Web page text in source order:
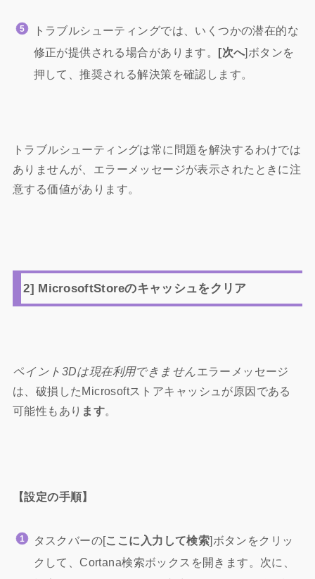
トラブルシューティングでは、いくつかの潜在的な
修正が提供される場合があります。 [次へ]ボタンを
押して、推奨される解決策を確認します。
トラブルシューティングは常に問題を解決するわけでは
ありませんが、エラーメッセージが表示されたときに注
意する価値があります。
2] MicrosoftStoreのキャッシュをクリア
ペイント3Dは現在利用できませんエラーメッセージ
は、破損したMicrosoftストアキャッシュが原因である
可能性もあり ます。
【設定の手順】
タスクバーの[ここに入力して検索]ボタンをクリッ
クして、Cortana検索ボックスを開きます。次に、